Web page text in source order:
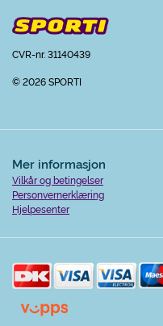
CVR-nr. 31140439
© 2026 SPORTI
Mer informasjon
Vilkår og betingelser
Personvernerklæring
Hjelpesenter